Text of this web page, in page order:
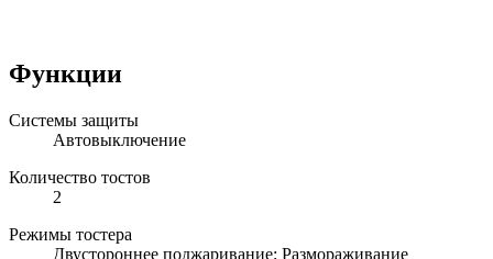
Функции
Системы защиты
Автовыключение
Количество тостов
2
Режимы тостера
Двустороннее поджаривание; Размораживание